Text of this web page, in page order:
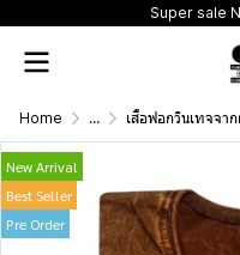
Super sale
Home ... เสื้อฟอกวินเทจจากผ้าผ้าย 100 เปอร์เซนต์ รุ่นดั้งเดิม (T-Shirt Originai
New Arrival
Best Seller
Pre Order